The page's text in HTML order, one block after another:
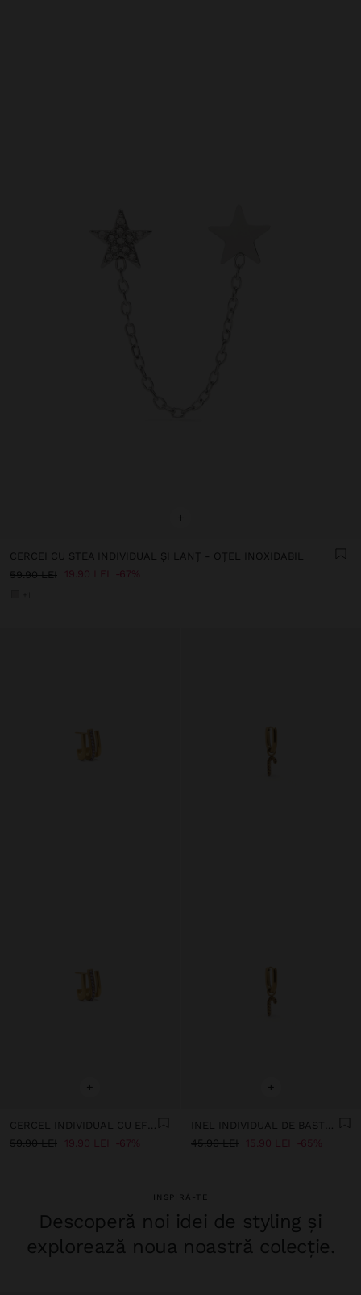
+
CERCEI CU STEA INDIVIDUAL ȘI LANȚ - OȚEL INOXIDABIL
59.90 LEI
19.90 LEI 67%
+
CERCEL INDIVIDUAL CU EFECT TRIPLU - OȚEL INOXIDABIL
59.90 LEI
19.90 LEI 67%
+
INEL INDIVIDUAL DE BASTON DE CRĂCIUN CU OȚEL INOXIDABIL
45.90 LEI
15.90 LEI 65%
INSPIRĂ-TE
Descoperă noi idei de styling și
explorează noua noastră colecție.